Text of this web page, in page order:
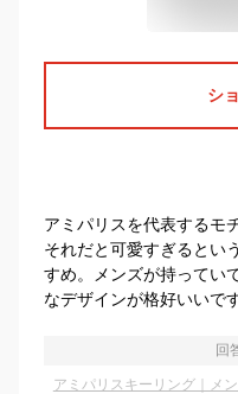
シ
アミパリスを代表するモ
それだと可愛すぎるとい
すめ。メンズが持ってい
なデザインが格好いいです
回
アミパリスキーリング｜メ